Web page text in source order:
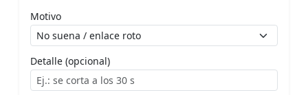
Motivo
Detalle (opcional)